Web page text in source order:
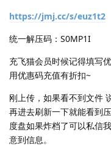
https://jmj.cc/s/euz1t2
统一解压码：S0MP1I
充飞猫会员时候记得填写
用优惠码充值有折扣~
刚上传，如果看不到文件
再进去刷新一下就能看到
度盘如果炸档了可以私信
意到信息。